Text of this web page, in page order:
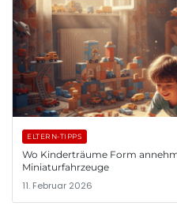
ELTERN-TIPPS
Wo Kinderträume Form
Miniaturfahrzeuge
11. Februar 2026